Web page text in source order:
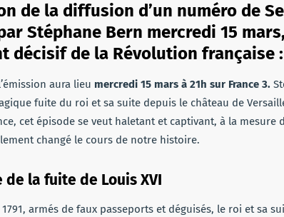
de la diffusion d’un numéro de
Stéphane Bern mercredi 15
décisif de la Révolution française
aura lieu mercredi 15 mars à 21h sur France 3.
fuite du roi et sa suite depuis le château de
cet épisode se veut haletant et captivant, à la
changé le cours de notre histoire.
de la fuite de Louis XVI
1791, armés de faux passeports et déguisés, le roi et sa